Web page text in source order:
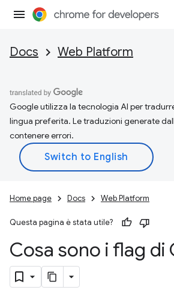
Docs Web Platform
Google utilizza la tecnologia AI per
lingua preferita. Le traduzioni generate
contenere errori.
Home page Docs Web Platform
Questa pagina è stata utile?
Cosa sono i flag di